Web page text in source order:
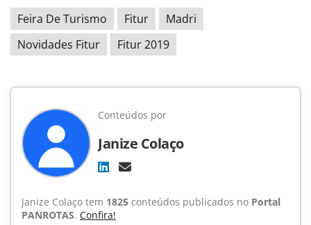
Feira De Turismo Fitur
Madri
Novidades Fitur
Fitur 2019
Conteúdos por
Janize Colaço
Janize Colaço tem 1825 conteúdos publicados no Portal
PANROTAS. Confira!